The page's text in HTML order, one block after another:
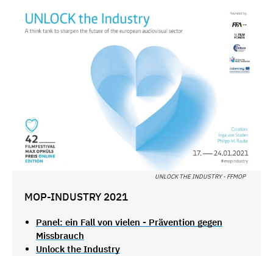
UNLOCK THE INDUSTRY - FFMOP
MOP-INDUSTRY 2021
Panel: ein Fall von vielen - Prävention gegen
Missbrauch
Unlock the Industry